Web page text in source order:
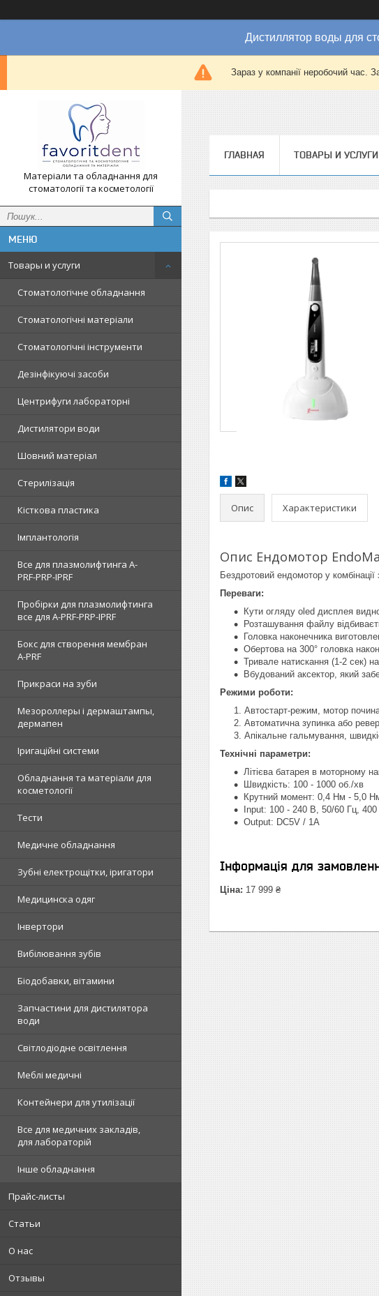
Дистиллятор воды для
Зараз у компанії неробочий час.
Матеріали та обладнання для
стоматології та косметології
Товары и услуги
Стоматологічне обладнання
Стоматологічні матеріали
Стоматологічні інструменти
Дезінфікуючі засоби
Центрифуги лабораторні
Дистилятори води
Шовний матеріал
Стерилізація
Кісткова пластика
Імплантологія
Все для плазмолифтинга A-
PRF-PRP-IPRF
Пробірки для плазмолифтинга
все для A-PRF-PRP-IPRF
Бокс для створення мембран
A-PRF
Прикраси на зуби
Мезороллеры і дермаштампы,
дермапен
Іригаційні системи
Обладнання та матеріали для
косметології
Тести
Медичне обладнання
Зубні електрощітки, іригатори
Медицинска одяг
Інвертори
Вибілювання зубів
Біодобавки, вітамини
Запчастини для дистилятора
води
Світлодіодне освітлення
Меблі медичні
Контейнери для утилізації
Все для медичних закладів,
для лабораторій
Інше обладнання
Прайс-листы
Статьи
О нас
Отзывы
ГЛАВНАЯ ТОВАРЫ И УСЛУГИ
Опис Характеристики
Опис Ендомотор
Бездротовий ендомотор у
Переваги:
Кути огляду oled дисплея
Розташування файлу
Головка наконечника
Обертова на 300° головка
Тривале натискання (1-2 сек)
Вбудований аксектор, який
Режими роботи:
Автостарт-режим, мотор
Автоматична зупинка або
Апікальне гальмування,
Технічні параметри:
Літієва батарея в моторному
Швидкість: 100 - 1000 об./хв
Крутний момент: 0,4 Нм - 5,0
Input: 100 - 240 В, 50/60 Гц, 400
Output: DC5V / 1A
Інформація для
Ціна: 17 999 ₴